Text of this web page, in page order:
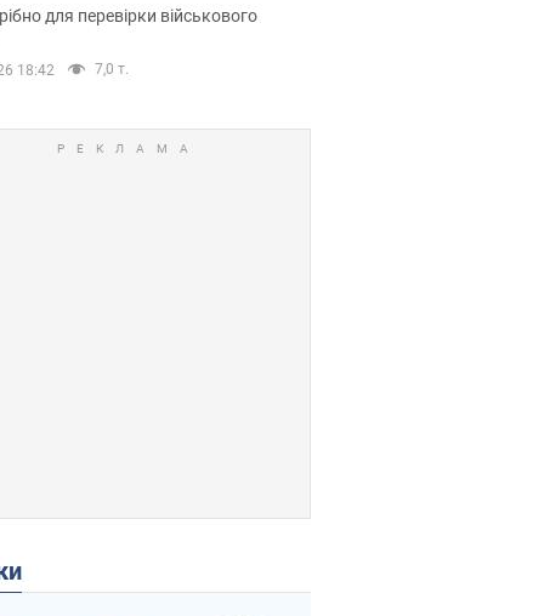
для перевірки військового
18:42 7,0 т.